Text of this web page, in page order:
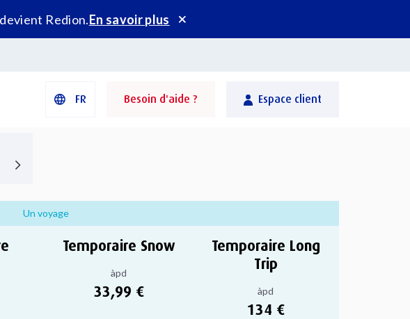
Redion.En savoir plus
FR Besoin d'aide ? Espace client
Un voyage
Temporaire Snow
àpd
33,99 €
Temporaire Long
Trip
àpd
134 €